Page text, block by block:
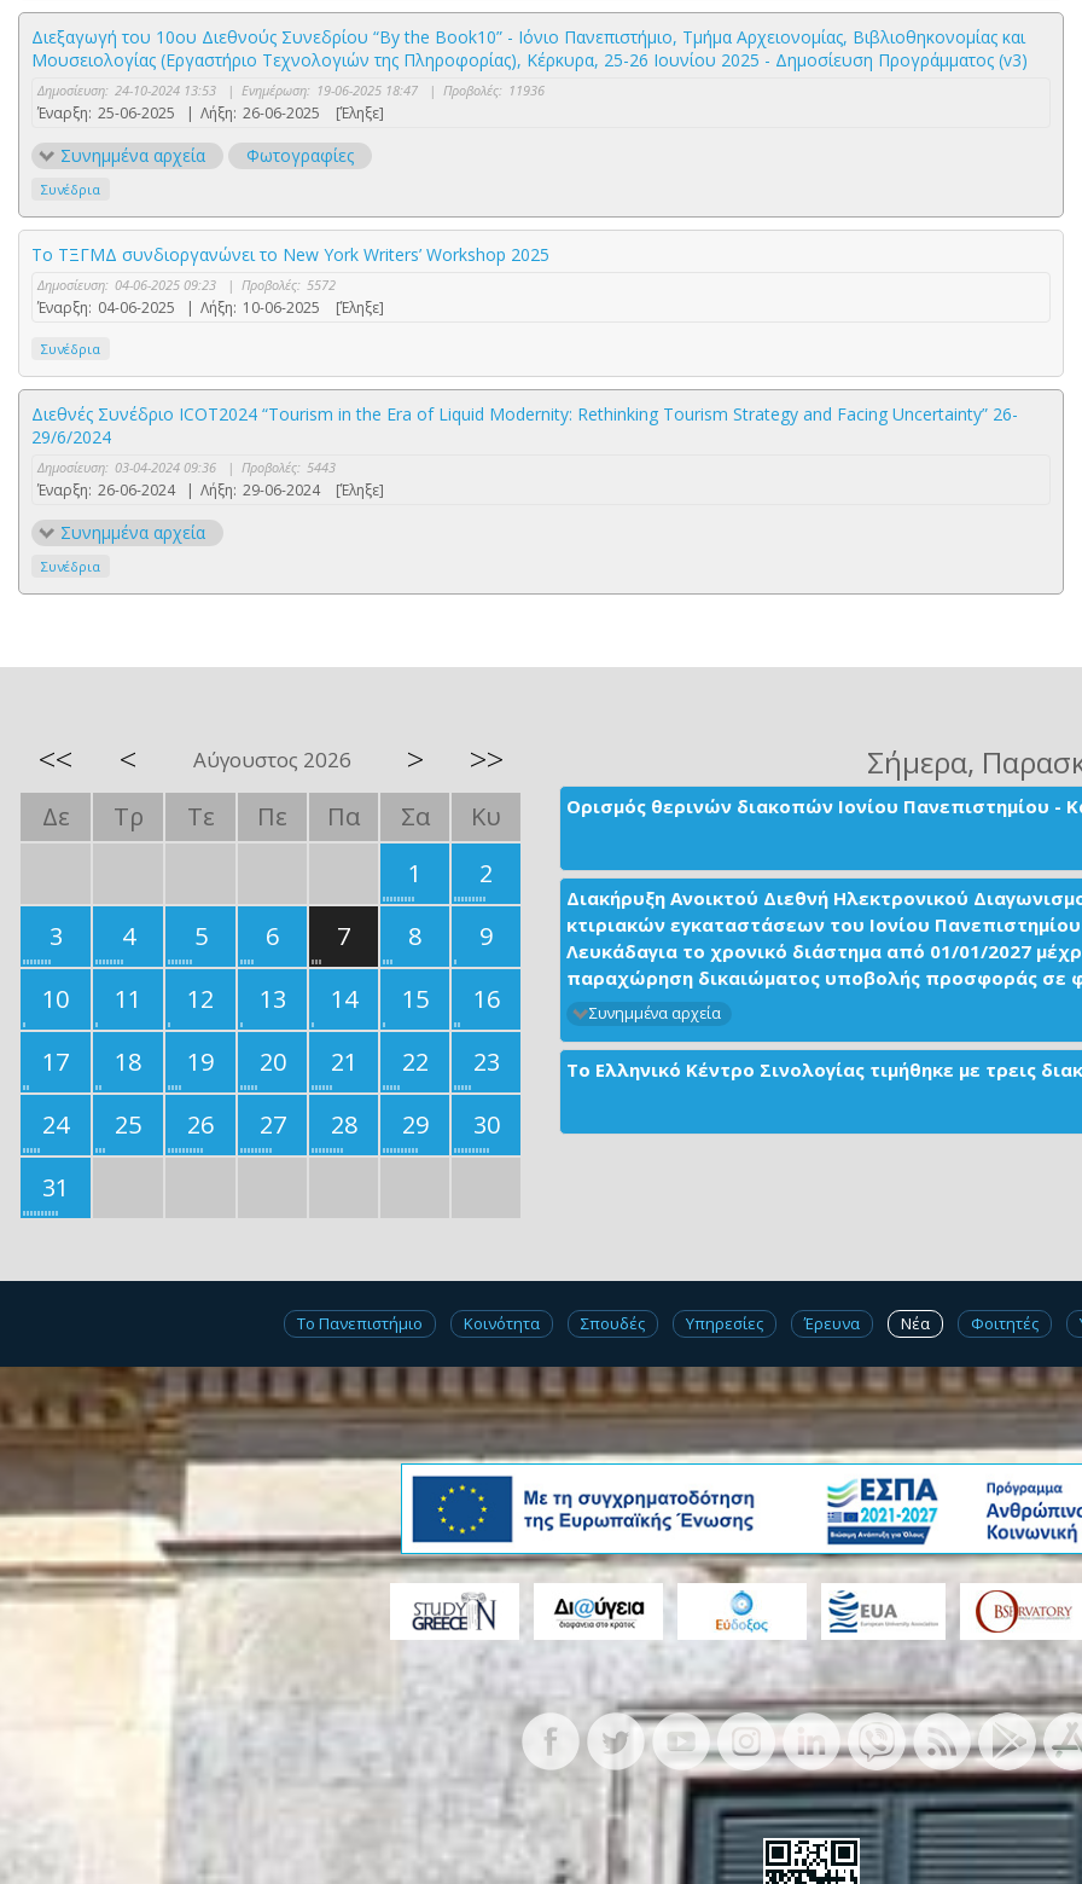
Διεξαγωγή του 10ου Διεθνούς Συνεδρίου “By the Book10” - Ιόνιο Πανεπιστήμιο, Τμήμα Αρχειονομίας, Βιβλιοθηκονομίας και
Μουσειολογίας (Εργαστήριο Τεχνολογιών της Πληροφορίας), Kέρκυρα, 25-26 Ιουνίου 2025 - Δημοσίευση Προγράμματος (v3)
Δημοσίευση: 24-10-2024 13:53 | Ενημέρωση: 19-06-2025 18:47 | Προβολές: 11936
Έναρξη: 25-06-2025 | Λήξη: 26-06-2025 [Έληξε]
Συνημμένα αρχεία Φωτογραφίες
Συνέδρια
Το ΤΞΓΜΔ συνδιοργανώνει το New York Writers’ Workshop 2025
Δημοσίευση: 04-06-2025 09:23 | Προβολές: 5572
Έναρξη: 04-06-2025 | Λήξη: 10-06-2025 [Έληξε]
Συνέδρια
Διεθνές Συνέδριο ICOT2024 “Tourism in the Era of Liquid Modernity: Rethinking Tourism Strategy and Facing Uncertainty” 26-
29/6/2024
Δημοσίευση: 03-04-2024 09:36 | Προβολές: 5443
Έναρξη: 26-06-2024 | Λήξη: 29-06-2024 [Έληξε]
Συνημμένα αρχεία
Συνέδρια
<< < Αύγουστος 2026 > >>
Δε Τρ Τε Πε Πα Σα
Κυ
1
2
3
4 5 6 7 8
9
10
11 12 13 14 15
16
17
18 19 20 21 22
23
24
25 26 27 28 29
30
31
Σήμερα,
Ορισμός θερινών διακοπών Ιονίου Πανεπιστημίου -
Διακήρυξη Ανοικτού Διεθνή Ηλεκτρονικού
κτιριακών εγκαταστάσεων του Ιονίου
Λευκάδαγια το χρονικό διάστημα από 01/01/2027
παραχώρηση δικαιώματος υποβολής προσφοράς σε
Συνημμένα αρχεία
Το Ελληνικό Κέντρο Σινολογίας τιμήθηκε με τρεις
Το Πανεπιστήμιο Κοινότητα Σπουδές Υπηρεσίες Έρευνα Νέα Φοιτητές